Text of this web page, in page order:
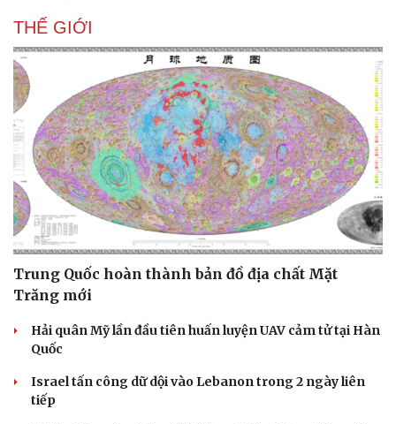
THẾ GIỚI
Trung Quốc hoàn thành bản đồ địa chất Mặt
Trăng mới
Hải quân Mỹ lần đầu tiên huấn luyện UAV cảm tử tại Hàn
Quốc
Israel tấn công dữ dội vào Lebanon trong 2 ngày liên
tiếp